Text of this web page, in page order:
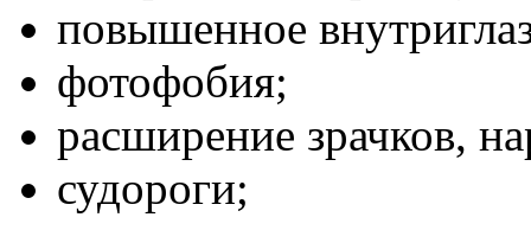
повышенное
фотофобия;
расширение зрачков,
судороги;